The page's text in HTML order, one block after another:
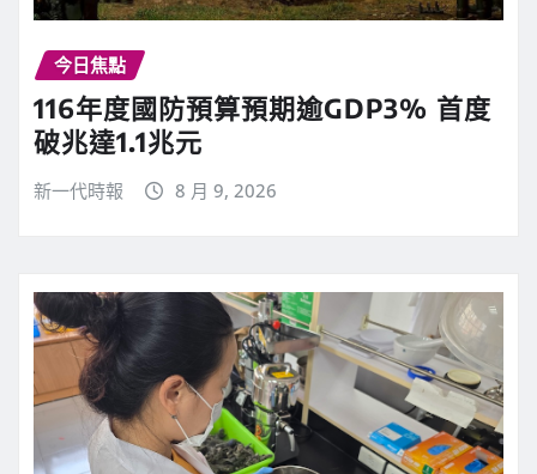
今日焦點
116年度國防預算預期逾GDP3% 首度
破兆達1.1兆元
新一代時報 8 月 9, 2026